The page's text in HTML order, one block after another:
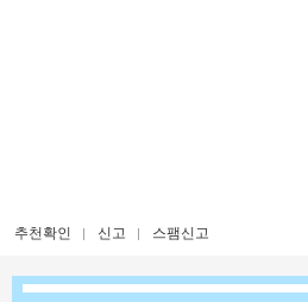
추천확인 신고 스팸신고